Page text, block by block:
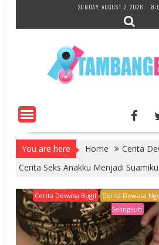
content
SUNDAY, AUGUST 2, 2026
You are here Home
Cerita
Cerita Seks Anakku Menjadi
Cerita Dewasa Bugil Cerita Dewasa
Selingkuh